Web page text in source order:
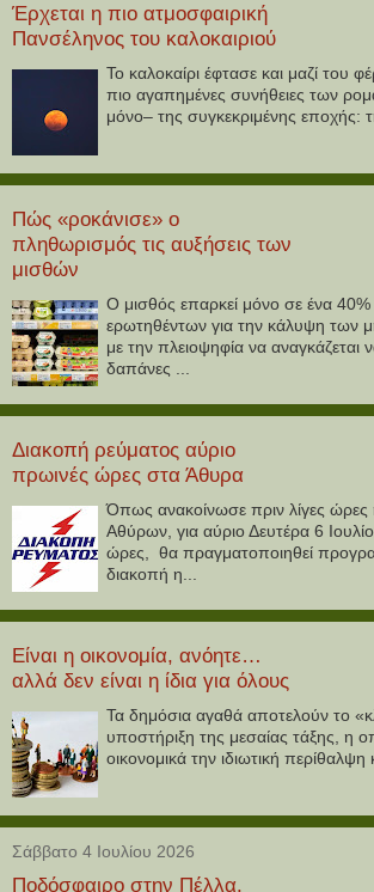
Έρχεται η πιο ατμοσφαιρική
Πανσέληνος του καλοκαιριού
Το καλοκαίρι έφτασε και μαζί του
πιο αγαπημένες συνήθειες των
μόνο– της συγκεκριμένης εποχής:
Πώς «ροκάνισε» ο
πληθωρισμός τις αυξήσεις των
μισθών
Ο μισθός επαρκεί μόνο σε ένα
ερωτηθέντων για την κάλυψη των
με την πλειοψηφία να αναγκάζεται
δαπάνες ...
Διακοπή ρεύματος αύριο
πρωινές ώρες στα Άθυρα
Όπως ανακοίνωσε πριν λίγες ώρες
Αθύρων, για αύριο Δευτέρα 6
ώρες, θα πραγματοποιηθεί
διακοπή η...
Είναι η οικονομία, ανόητε…
αλλά δεν είναι η ίδια για όλους
Τα δημόσια αγαθά αποτελούν το
υποστήριξη της μεσαίας τάξης, η
οικονομικά την ιδιωτική περίθαλψη
Σάββατο 4 Ιουλίου 2026
Ποδόσφαιρο στην Πέλλα.